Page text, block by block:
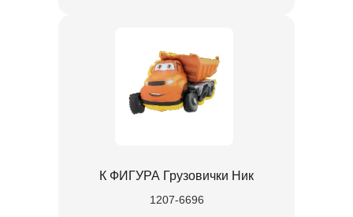
К ФИГУРА Грузовички Ник
1207-6696